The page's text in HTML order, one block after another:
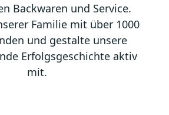
Backwaren und Service.
Familie mit über 1000
und gestalte unsere
Erfolgsgeschichte aktiv
mit.